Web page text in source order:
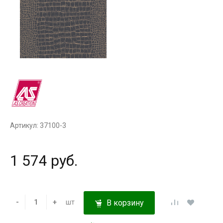
Артикул: 37100-3
1 574 руб.
- + шт В корзину